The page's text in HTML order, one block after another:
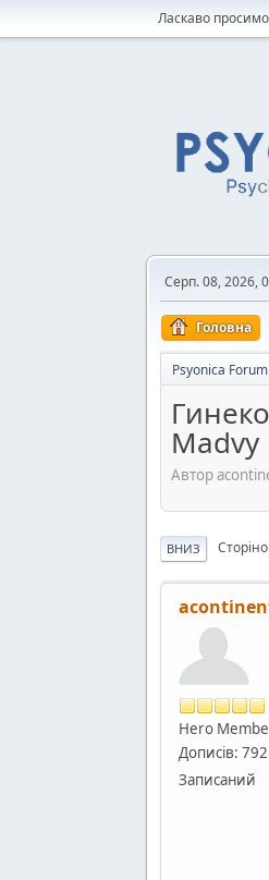
Ласкаво
Серп. 08, 2026,
Головна
Psyonica Forum
Madvy
Автор
ВНИЗ
Hero
Дописів: 792
Записаний